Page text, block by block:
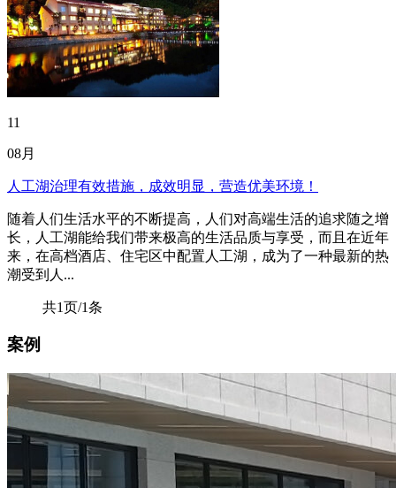
11
08月
人工湖治理有效措施，成效明显，营造优美环境！
随着人们生活水平的不断提高，人们对高端生活的追求随之增
长，人工湖能给我们带来极高的生活品质与享受，而且在近年
来，在高档酒店、住宅区中配置人工湖，成为了一种最新的热
潮受到人...
共1页/1条
案例